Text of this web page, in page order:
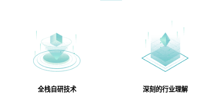
全栈自研技术 深刻的行业理解